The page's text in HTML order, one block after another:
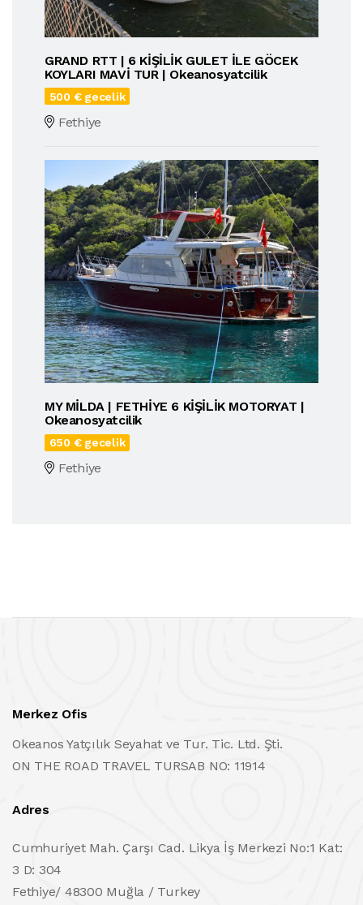
GRAND RTT | 6 KİŞİLİK GULET İLE GÖCEK
KOYLARI MAVİ TUR | Okeanosyatcilik
500 € gecelik
Fethiye
MY MİLDA | FETHİYE 6 KİŞİLİK MOTORYAT |
Okeanosyatcilik
650 € gecelik
Fethiye
Merkez Ofis
Okeanos Yatçılık Seyahat ve Tur. Tic. Ltd. Şti.
ON THE ROAD TRAVEL TURSAB NO: 11914
Adres
Cumhuriyet Mah. Çarşı Cad. Likya İş Merkezi No:1 Kat:
3 D: 304
Fethiye/ 48300 Muğla / Turkey